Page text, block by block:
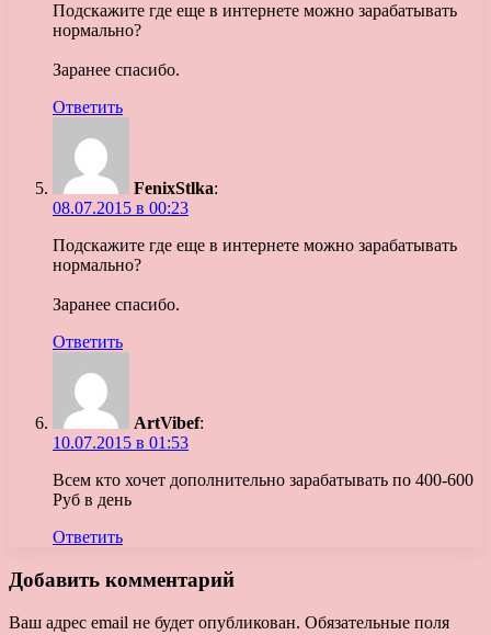
Подскажите где еще в интернете можно зарабатывать
нормально?
Заранее спасибо.
Ответить
FenixStlka:
08.07.2015 в 00:23
Подскажите где еще в интернете можно зарабатывать
нормально?
Заранее спасибо.
Ответить
ArtVibef:
10.07.2015 в 01:53
Всем кто хочет дополнительно зарабатывать по 400-600
Руб в день
Ответить
Добавить комментарий
Ваш адрес email не будет опубликован. Обязательные поля